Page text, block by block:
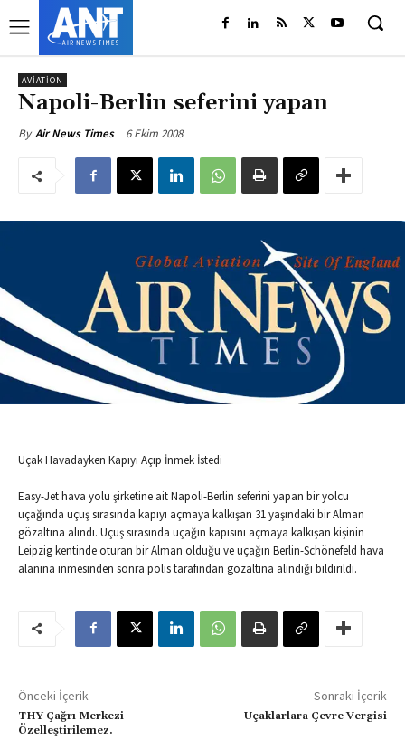
AVIATION
Napoli-Berlin seferini yapan
By Air News Times 6 Ekim 2008
Uçak Havadayken Kapıyı Açıp İnmek İstedi
Easy-Jet hava yolu şirketine ait Napoli-Berlin seferini yapan bir yolcu
uçağında uçuş sırasında kapıyı açmaya kalkışan 31 yaşındaki bir Alman
gözaltına alındı. Uçuş sırasında uçağın kapısını açmaya kalkışan kişinin
Leipzig kentinde oturan bir Alman olduğu ve uçağın Berlin-Schönefeld hava
alanına inmesinden sonra polis tarafından gözaltına alındığı bildirildi.
Önceki İçerik
THY Çağrı Merkezi
Özelleştirilemez.
Sonraki İçerik
Uçaklarlara Çevre Vergisi